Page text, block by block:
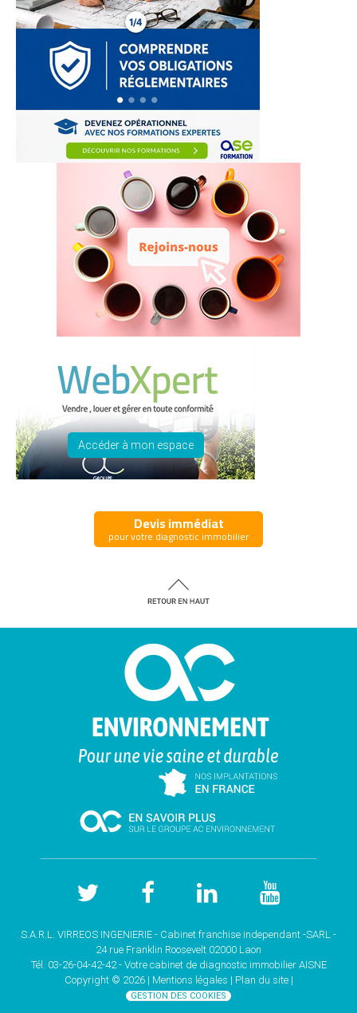
Accéder à mon espace
Devis immédiat
pour votre diagnostic immobilier
S.A.R.L. VIRREOS INGENIERIE - Cabinet franchise independant -SARL -
24 rue Franklin Roosevelt 02000 Laon
Tél. 03-26-04-42-42 - Votre cabinet de diagnostic immobilier AISNE
Copyright © 2026 | Mentions légales | Plan du site|
GESTION DES COOKIES